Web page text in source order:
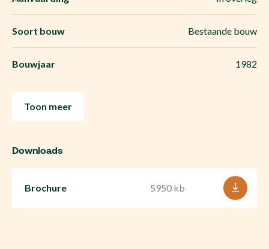
Soort bouw Bestaande bouw
Bouwjaar 1982
Toon meer
Downloads
Brochure 5950 kb